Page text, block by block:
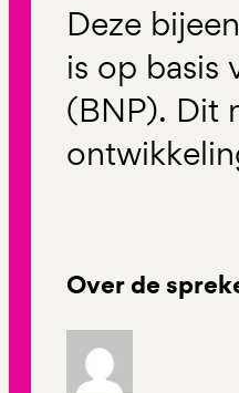
Deze
is op basis
(BNP). Dit
Over de